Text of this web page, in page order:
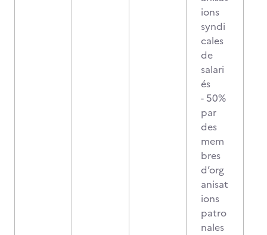
ions
syndi
cales
de
salari
és
- 50%
par
des
mem
bres
d’org
anisat
ions
patro
nales